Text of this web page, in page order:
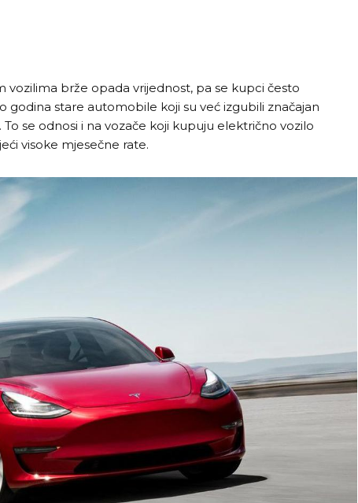
vozilima brže opada vrijednost, pa se kupci često
godina stare automobile koji su već izgubili značajan
To se odnosi i na vozače koji kupuju električno vozilo
visoke mjesečne rate.